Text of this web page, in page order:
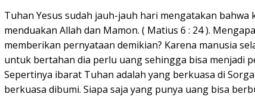
Tuhan Yesus sudah jauh-jauh hari mengatakan bahwa
menduakan Allah dan Mamon. ( Matius 6 : 24 ).
memberikan pernyataan demikian? Karena manusia
untuk bertahan dia perlu uang sehingga bisa menjadi
Sepertinya ibarat Tuhan adalah yang berkuasa di
berkuasa dibumi. Siapa saja yang punya uang bisa